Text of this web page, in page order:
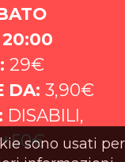
29€
DA: 3,90€
DISABILI,
+50€sono usati per